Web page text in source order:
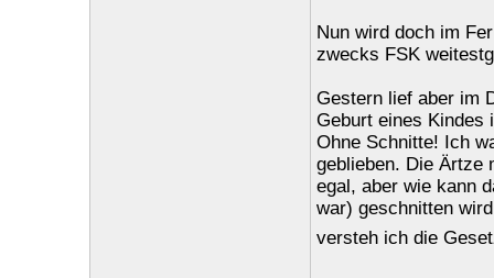
Nun wird doch im
zwecks FSK
Gestern lief aber im
Geburt eines Kindes
Ohne Schnitte! Ich
geblieben. Die Ärtze
egal, aber wie kann
war) geschnitten
versteh ich die